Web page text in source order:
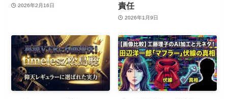
2026年2月16日
責任
2026年1月9日